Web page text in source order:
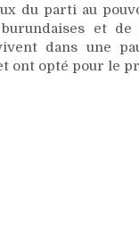
du parti au
et
dans une
ont opté pour le